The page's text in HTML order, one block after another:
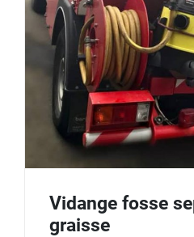
Vidange fosse
graisse